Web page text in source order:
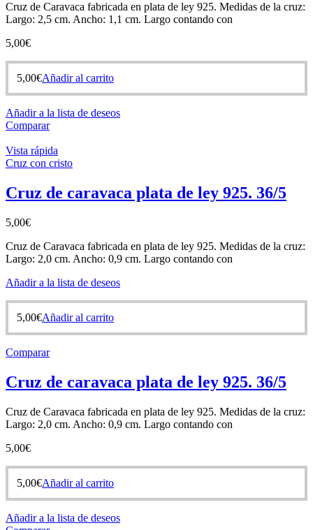
Cruz de Caravaca fabricada en plata de ley 925. Medidas de la cruz:
Largo: 2,5 cm. Ancho: 1,1 cm. Largo contando con
5,00€
5,00€Añadir al carrito
Añadir a la lista de deseos
Comparar
Vista rápida
Cruz con cristo
Cruz de caravaca plata de ley 925. 36/5
5,00€
Cruz de Caravaca fabricada en plata de ley 925. Medidas de la cruz:
Largo: 2,0 cm. Ancho: 0,9 cm. Largo contando con
Añadir a la lista de deseos
5,00€Añadir al carrito
Comparar
Cruz de caravaca plata de ley 925. 36/5
Cruz de Caravaca fabricada en plata de ley 925. Medidas de la cruz:
Largo: 2,0 cm. Ancho: 0,9 cm. Largo contando con
5,00€
5,00€Añadir al carrito
Añadir a la lista de deseos